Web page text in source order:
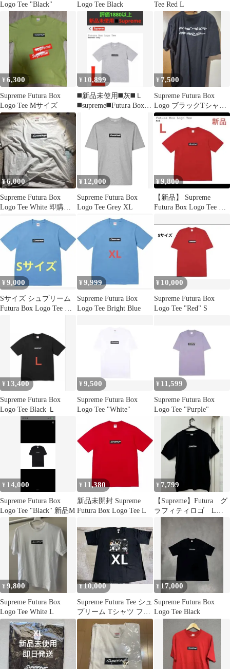
Logo Tee "Black"
Logo Tee Black
Tee Red L
¥6,300
Supreme Futura Box
Logo Tee Mサイズ
¥ 10,899
◼️新品未使用◼️灰◼️Ｌ
◼️supreme◼️Futura Box
Logo Tee◼️
¥ 7,500
Supreme Futura Box
Logo ブラックTシャツ
サイズXL
¥6,000
Supreme Futura Box
Logo Tee White 即購入
¥ 12,000
Supreme Futura Box
Logo Tee Grey XL
¥ 9,800
【新品】 Supreme
Futura Box Logo Tee 赤
¥ 9,000
Sサイズ シュプリーム
Futura Box Logo Tee フ
¥ 9,999
Supreme Futura Box
Logo Tee Bright Blue
¥ 10,000
Supreme Futura Box
Logo Tee "Red" S
¥ 13,400
Supreme Futura Box
Logo Tee Black Ｌ
¥9,500
Supreme Futura Box
Logo Tee "White"
¥ 11,599
Supreme Futura Box
Logo Tee "Purple"
¥ 14,000
Supreme Futura Box
Logo Tee "Black" 新品M
¥ 11,380
新品未開封 Supreme
Futura Box Logo Tee L
¥ 7,799
【Supreme】Futura グ
ラフィティロゴ Lサ
¥9,800
Supreme Futura Box
Logo Tee White L
¥10,000
Supreme Futura Tee シュ
プリーム Tシャツ フュ
ーチュラ 黒
¥ 17,000
Supreme Futura Box
Logo Tee Black